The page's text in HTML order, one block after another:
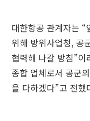
대한항공 관계자는
위해 방위사업청, 공
협력해 나갈 방침”이
종합 업체로서 공군
을 다하겠다”고 전했